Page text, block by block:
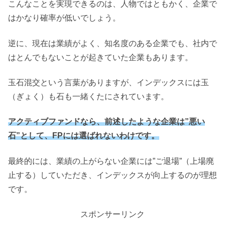
こんなことを実現できるのは、人物ではともかく、企業で
はかなり確率が低いでしょう。
逆に、現在は業績がよく、知名度のある企業でも、社内で
はとんでもないことが起きていた企業もあります。
玉石混交という言葉がありますが、インデックスには玉
（ぎょく）も石も一緒くたにされています。
アクティブファンドなら、前述したような企業は”悪い
石”として、FPには選ばれないわけです。
最終的には、業績の上がらない企業には”ご退場”（上場廃
止する）していただき、インデックスが向上するのが理想
です。
スポンサーリンク